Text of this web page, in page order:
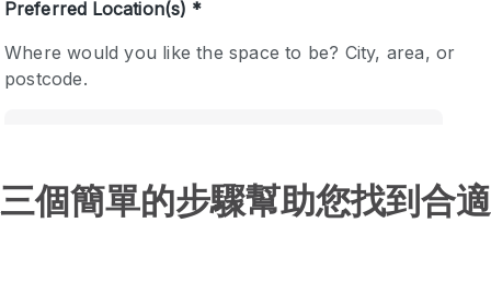
個簡單的步驟幫助您找到合